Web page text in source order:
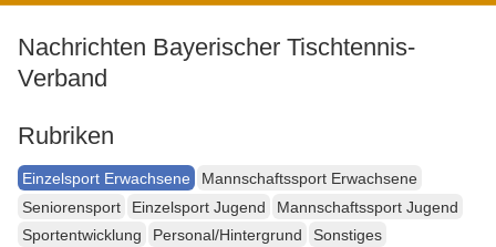
Nachrichten Bayerischer Tischtennis-
Verband
Rubriken
Einzelsport Erwachsene
Mannschaftssport Erwachsene
Seniorensport
Einzelsport Jugend
Mannschaftssport Jugend
Sportentwicklung
Personal/Hintergrund
Sonstiges